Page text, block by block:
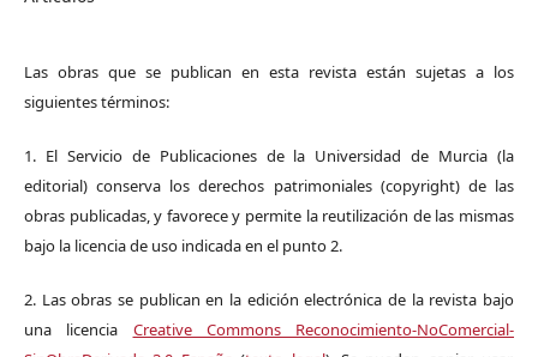
Las obras que se publican en esta revista están sujetas a los
siguientes términos:
1. El Servicio de Publicaciones de la Universidad de Murcia (la
editorial) conserva los derechos patrimoniales (copyright) de las
obras publicadas, y favorece y permite la reutilización de las mismas
bajo la licencia de uso indicada en el punto 2.
2. Las obras se publican en la edición electrónica de la revista bajo
una licencia Creative Commons Reconocimiento-NoComercial-